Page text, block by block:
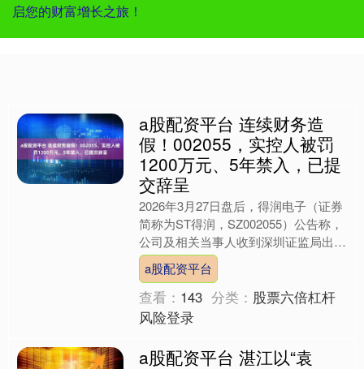
启您的财富增长之旅！
a股配资平台 连续财务造
假！002055，实控人被罚
1200万元、5年禁入，已提
交辞呈
2026年3月27日盘后，得润电子（证券
简称为ST得润，SZ002055）公告称，
公司及相关当事人收到深圳证监局出具
的《行政处罚决定书》。 经查明，ST
得润在2....
a股配资平台
查看： 143 分类： 股票六倍杠杆
风险登录
a股配资平台 湛江以“袁